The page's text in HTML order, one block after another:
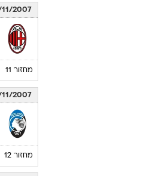
2007
מחזור 11
11/2007
מחזור 12